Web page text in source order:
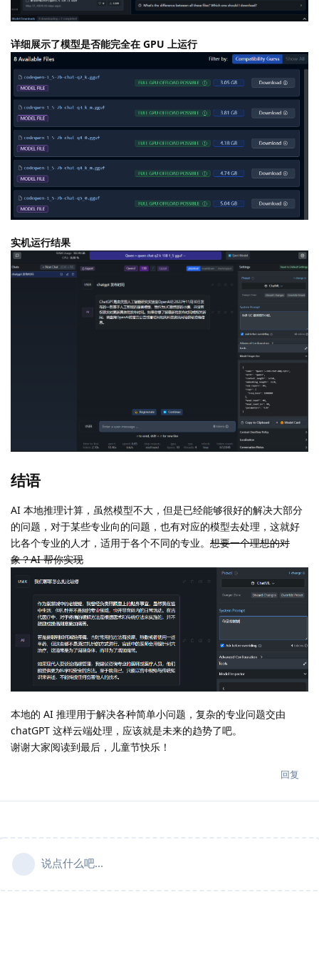
详细展示了模型是否能完全在 GPU 上运行
实机运行结果
结语
AI 本地推理计算，虽然模型不大，但是已经能够很好的解决大部分
的问题，对于某些专业向的问题，也有对应的模型去处理，这就好
比各个专业的人才，适用于各个不同的专业。 想要一个理想的对
象？AI 帮你实现
本地的 AI 推理用于解决各种简单小问题，复杂的专业问题交由
chatGPT 这样云端处理，应该就是未来的趋势了吧。
谢谢大家阅读到最后，儿童节快乐！
回复
说点什么吧...